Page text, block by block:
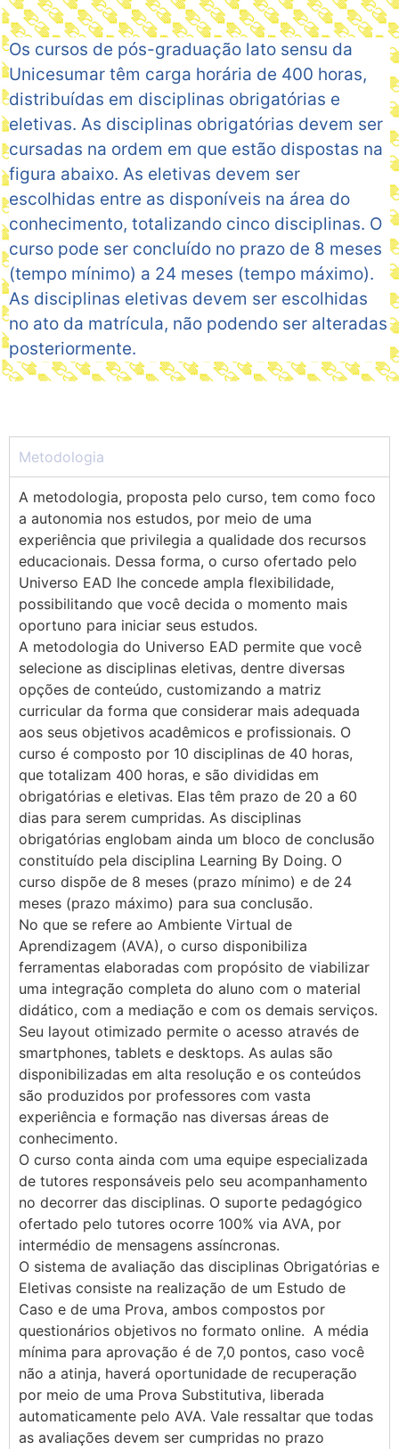
Os cursos de pós-graduação lato sensu da
Unicesumar têm carga horária de 400 horas,
distribuídas em disciplinas obrigatórias e
eletivas. As disciplinas obrigatórias devem ser
cursadas na ordem em que estão dispostas na
figura abaixo. As eletivas devem ser
escolhidas entre as disponíveis na área do
conhecimento, totalizando cinco disciplinas. O
curso pode ser concluído no prazo de 8 meses
(tempo mínimo) a 24 meses (tempo máximo).
As disciplinas eletivas devem ser escolhidas
no ato da matrícula, não podendo ser alteradas
posteriormente.
Metodologia
A metodologia, proposta pelo curso, tem como foco
a autonomia nos estudos, por meio de uma
experiência que privilegia a qualidade dos recursos
educacionais. Dessa forma, o curso ofertado pelo
Universo EAD lhe concede ampla flexibilidade,
possibilitando que você decida o momento mais
oportuno para iniciar seus estudos.
A metodologia do Universo EAD permite que você
selecione as disciplinas eletivas, dentre diversas
opções de conteúdo, customizando a matriz
curricular da forma que considerar mais adequada
aos seus objetivos acadêmicos e profissionais. O
curso é composto por 10 disciplinas de 40 horas,
que totalizam 400 horas, e são divididas em
obrigatórias e eletivas. Elas têm prazo de 20 a 60
dias para serem cumpridas. As disciplinas
obrigatórias englobam ainda um bloco de conclusão
constituído pela disciplina Learning By Doing. O
curso dispõe de 8 meses (prazo mínimo) e de 24
meses (prazo máximo) para sua conclusão.
No que se refere ao Ambiente Virtual de
Aprendizagem (AVA), o curso disponibiliza
ferramentas elaboradas com propósito de viabilizar
uma integração completa do aluno com o material
didático, com a mediação e com os demais serviços.
Seu layout otimizado permite o acesso através de
smartphones, tablets e desktops. As aulas são
disponibilizadas em alta resolução e os conteúdos
são produzidos por professores com vasta
experiência e formação nas diversas áreas de
conhecimento.
O curso conta ainda com uma equipe especializada
de tutores responsáveis pelo seu acompanhamento
no decorrer das disciplinas. O suporte pedagógico
ofertado pelo tutores ocorre 100% via AVA, por
intermédio de mensagens assíncronas.
O sistema de avaliação das disciplinas Obrigatórias e
Eletivas consiste na realização de um Estudo de
Caso e de uma Prova, ambos compostos por
questionários objetivos no formato online. A média
mínima para aprovação é de 7,0 pontos, caso você
não a atinja, haverá oportunidade de recuperação
por meio de uma Prova Substitutiva, liberada
automaticamente pelo AVA. Vale ressaltar que todas
as avaliações devem ser cumpridas no prazo